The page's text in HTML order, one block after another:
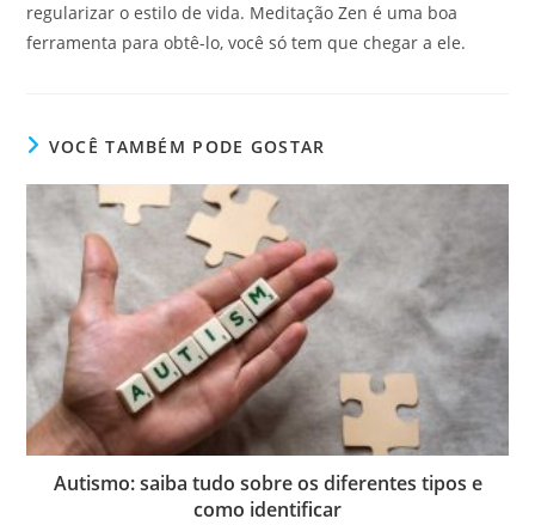
regularizar o estilo de vida. Meditação Zen é uma boa
ferramenta para obtê-lo, você só tem que chegar a ele.
VOCÊ TAMBÉM PODE GOSTAR
Autismo: saiba tudo sobre os diferentes tipos e
como identificar